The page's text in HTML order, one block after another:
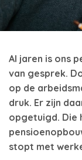
Al jaren is ons
van gesprek.
op de
druk. Er zijn
opgetuigd. Die
stopt met